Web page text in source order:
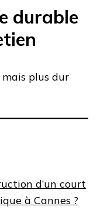
durable
plus dur
d’un court
à Cannes ?